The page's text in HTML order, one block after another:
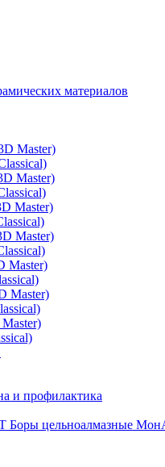
материалов
Master)
Master)
Master)
Master)
Master)
Master)
и профилактика
Боры цельноалмазные